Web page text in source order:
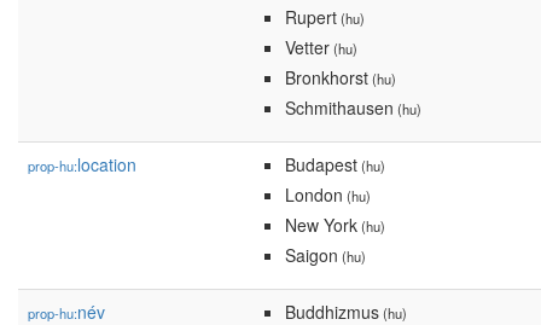
Rupert(hu)
Vetter(hu)
Bronkhorst(hu)
Schmithausen (hu)
prop-hu:location Budapest(hu)
London (hu)
New York(hu)
Saigon (hu)
prop-hu:név Buddhizmus(hu)